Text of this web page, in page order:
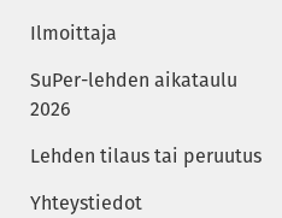
Ilmoittaja
SuPer-lehden aikataulu
2026
Lehden tilaus tai peruutus
Yhteystiedot